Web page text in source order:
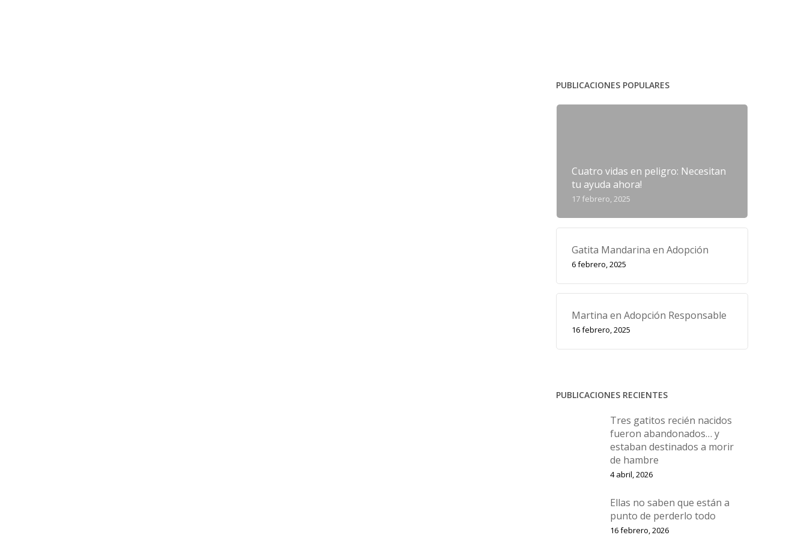
PUBLICACIONES POPULARES
Cuatro vidas en peligro: Necesitan
tu ayuda ahora!
17 febrero, 2025
Gatita Mandarina en Adopción
6 febrero, 2025
Martina en Adopción Responsable
16 febrero, 2025
PUBLICACIONES RECIENTES
Tres gatitos recién nacidos
fueron abandonados… y
estaban destinados a morir
de hambre
4 abril, 2026
Ellas no saben que están a
punto de perderlo todo
16 febrero, 2026